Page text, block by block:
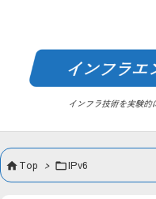
Top > IPv6